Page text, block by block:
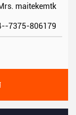
maitekemtk
7375-806179